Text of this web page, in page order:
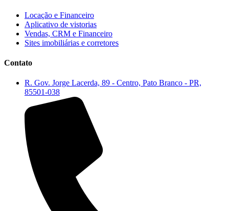
Locação e Financeiro
Aplicativo de vistorias
Vendas, CRM e Financeiro
Sites imobiliárias e corretores
Contato
R. Gov. Jorge Lacerda, 89 - Centro, Pato Branco - PR,
85501-038